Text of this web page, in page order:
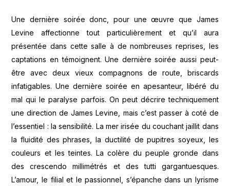
Une dernière soirée donc, pour une œuvre que James
Levine affectionne tout particulièrement et qu’il aura
présentée dans cette salle à de nombreuses reprises, les
captations en témoignent. Une dernière soirée aussi peut-
être avec deux vieux compagnons de route, briscards
infatigables. Une dernière soirée en apesanteur, libéré du
mal qui le paralyse parfois. On peut décrire techniquement
une direction de James Levine, mais c’est passer à coté de
l’essentiel : la sensibilité. La mer irisée du couchant jaillit dans
la fluidité des phrases, la ductilité de pupitres soyeux, les
couleurs et les teintes. La colère du peuple gronde dans
des crescendo millimétrés et des tutti gargantuesques.
L’amour, le filial et le passionnel, s’épanche dans un lyrisme